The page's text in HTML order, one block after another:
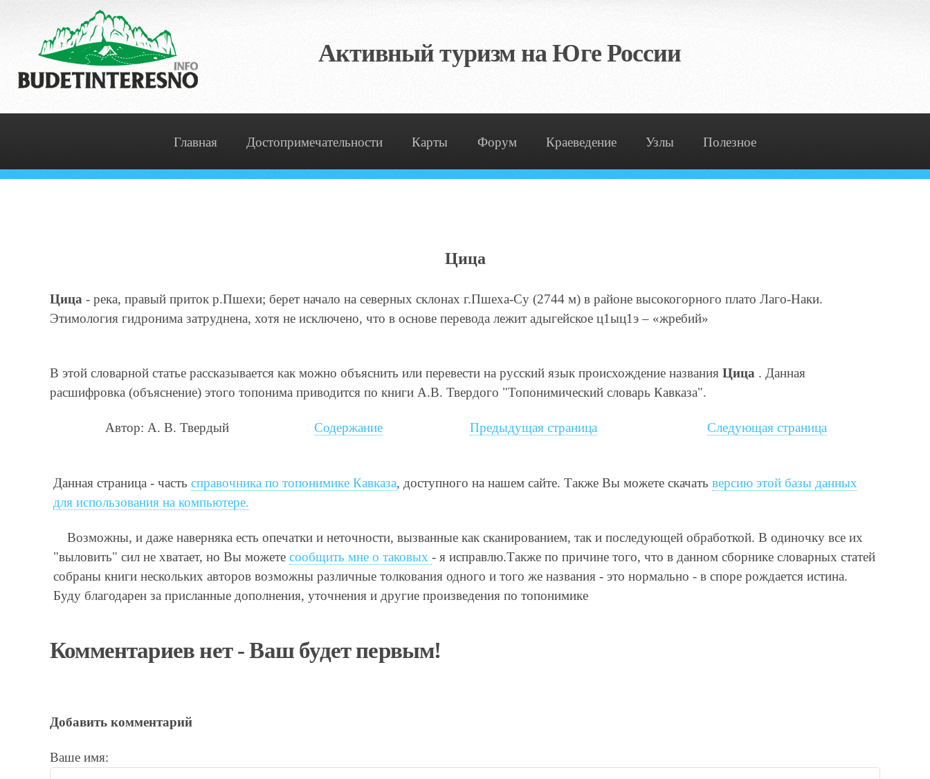
Активный туризм на Юге России
Главная Достопримечательности Карты Форум Краеведение Узлы Полезное
Цица
Цица - река, правый приток р.Пшехи; берет начало на северных склонах г.Пшеха-Су (2744 м) в районе высокогорного плато Лаго-Наки.
Этимология гидронима затруднена, хотя не исключено, что в основе перевода лежит адыгейское ц1ыц1э – «жребий»
В этой словарной статье рассказывается как можно объяснить или перевести на русский язык происхождение названия Цица . Данная
расшифровка (объяснение) этого топонима приводится по книги А.В. Твердого "Топонимический словарь Кавказа".
Автор: А. В. Твердый Содержание Предыдущая страница Следующая страница
Данная страница - часть справочника по топонимике Кавказа, доступного на нашем сайте. Также Вы можете скачать версию этой базы данных
для использования на компьютере.
Возможны, и даже наверняка есть опечатки и неточности, вызванные как сканированием, так и последующей обработкой. В одиночку все их
"выловить" сил не хватает, но Вы можете сообщить мне о таковых - я исправлю.Также по причине того, что в данном сборнике словарных статей
собраны книги нескольких авторов возможны различные толкования одного и того же названия - это нормально - в споре рождается истина.
Буду благодарен за присланные дополнения, уточнения и другие произведения по топонимике
Комментариев нет - Ваш будет первым!
Добавить комментарий
Ваше имя: